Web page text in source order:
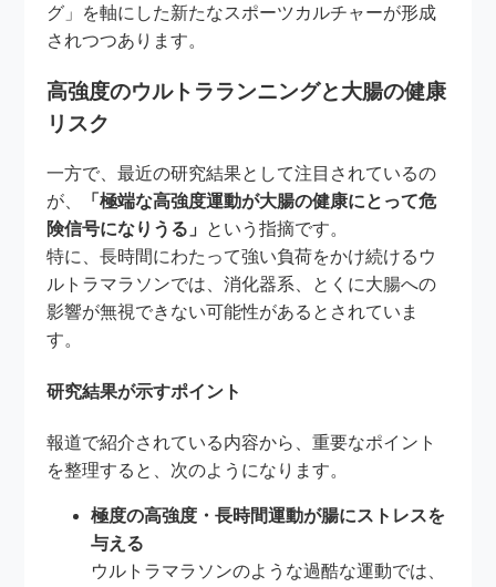
グ」を軸にした新たなスポーツカルチャーが形成
されつつあります。
高強度のウルトラランニングと大腸の健康
リスク
一方で、最近の研究結果として注目されているの
が、
「極端な高強度運動が大腸の健康にとって危
険信号になりうる」 という指摘です。
特に、長時間にわたって強い負荷をかけ続けるウ
ルトラマラソンでは、消化器系、とくに大腸への
影響が無視できない可能性があるとされていま
す。
研究結果が示すポイント
報道で紹介されている内容から、重要なポイント
を整理すると、次のようになります。
極度の高強度・長時間運動が腸にストレスを
与える
ウルトラマラソンのような過酷な運動では、